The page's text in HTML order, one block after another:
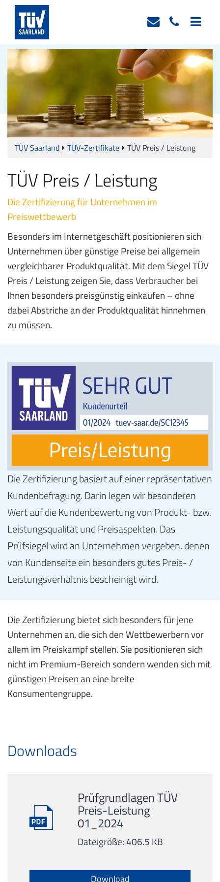
TÜV Saarland TÜV-Zertifikate TÜV Preis / Leistung
TÜV Preis / Leistung
Die Zertifizierung für Unternehmen im
Preiswettbewerb
Besonders im Internetgeschäft positionieren sich
Unternehmen über günstige Preise bei allgemein
vergleichbarer Produktqualität. Mit dem Siegel TÜV
Preis / Leistung zeigen Sie, dass Verbraucher bei
Ihnen besonders preisgünstig einkaufen – ohne
dabei Abstriche an der Produktqualität hinnehmen
zu müssen.
Die Zertifizierung basiert auf einer repräsentativen
Kundenbefragung. Darin legen wir besonderen
Wert auf die Kundenbewertung von Produkt- bzw.
Leistungsqualität und Preisaspekten. Das
Prüfsiegel wird an Unternehmen vergeben, denen
von Kundenseite ein besonders gutes Preis- /
Leistungsverhältnis bescheinigt wird.
Die Zertifizierung bietet sich besonders für jene
Unternehmen an, die sich den Wettbewerbern vor
allem im Preiskampf stellen. Sie positionieren sich
nicht im Premium-Bereich sondern wenden sich mit
günstigen Preisen an eine breite
Konsumentengruppe.
Downloads
Prüfgrundlagen TÜV
Preis-Leistung
01_2024
Dateigröße: 406.5 KB
Download